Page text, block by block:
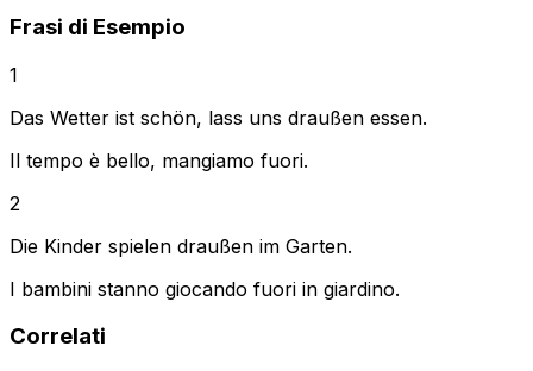
Frasi di Esempio
1
Das Wetter ist schön, lass uns draußen essen.
Il tempo è bello, mangiamo fuori.
2
Die Kinder spielen draußen im Garten.
I bambini stanno giocando fuori in giardino.
Correlati